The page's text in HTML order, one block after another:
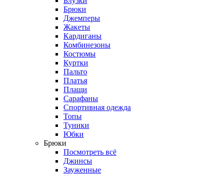
Брюки
Джемперы
Жакеты
Кардиганы
Комбинезоны
Костюмы
Куртки
Пальто
Платья
Плащи
Сарафаны
Спортивная одежда
Топы
Туники
Юбки
Брюки
Посмотреть всё
Джинсы
Зауженные